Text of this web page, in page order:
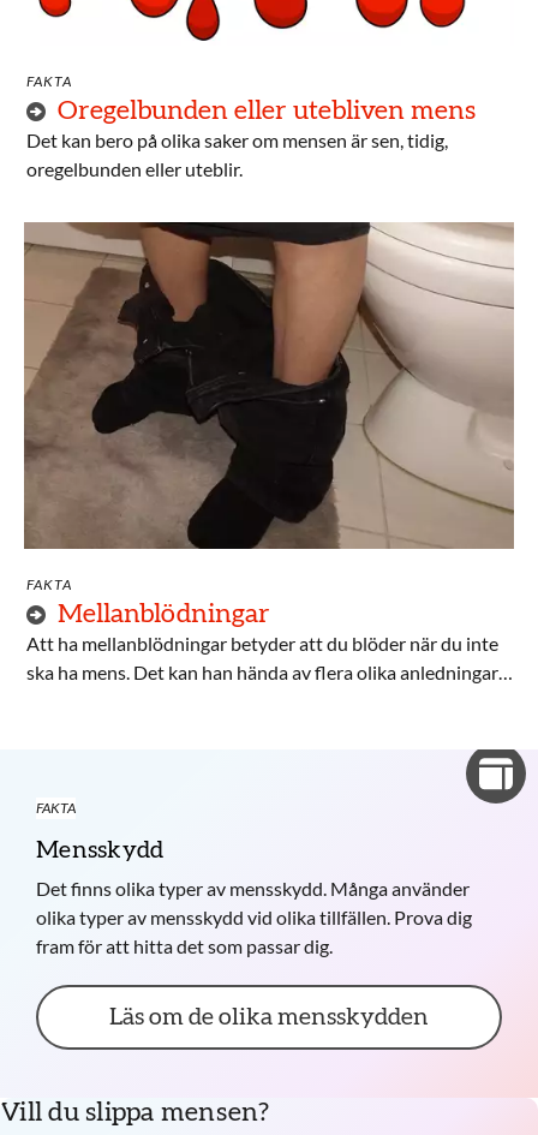
FAKTA
Oregelbunden eller utebliven mens
Det kan bero på olika saker om mensen är sen, tidig,
oregelbunden eller uteblir.
FAKTA
Mellanblödningar
Att ha mellanblödningar betyder att du blöder när du inte
ska ha mens. Det kan han hända av flera olika anledningar.
FAKTA
Mensskydd
Det finns olika typer av mensskydd. Många använder
olika typer av mensskydd vid olika tillfällen. Prova dig
fram för att hitta det som passar dig.
Läs om de olika mensskydden
Vill du slippa mensen?